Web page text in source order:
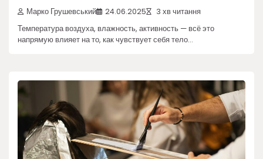
Марко Грушевський 24.06.2025 3 хв читання
Температура воздуха, влажность, активность — всё это
напрямую влияет на то, как чувствует себя тело…